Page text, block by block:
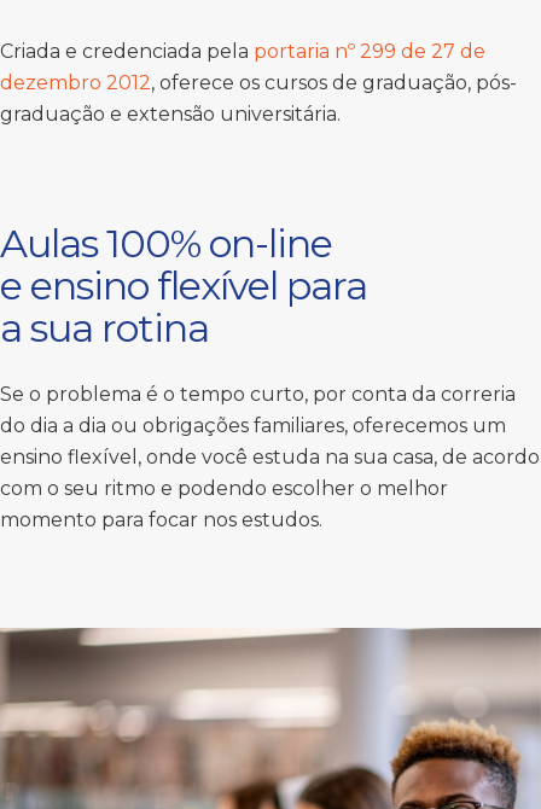
Criada e credenciada pela portaria nº 299 de 27 de
dezembro 2012, oferece os cursos de graduação, pós-
graduação e extensão universitária.
Aulas 100% on-line
e ensino flexível para
a sua rotina
Se o problema é o tempo curto, por conta da correria
do dia a dia ou obrigações familiares, oferecemos um
ensino flexível, onde você estuda na sua casa, de acordo
com o seu ritmo e podendo escolher o melhor
momento para focar nos estudos.